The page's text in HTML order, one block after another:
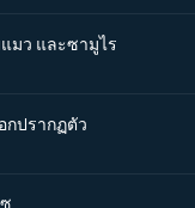
มว และซามูไร
กปรากฏตัว